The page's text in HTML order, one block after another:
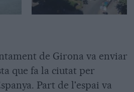
de Girona va enviar
que fa la ciutat per
Part de l'espai va